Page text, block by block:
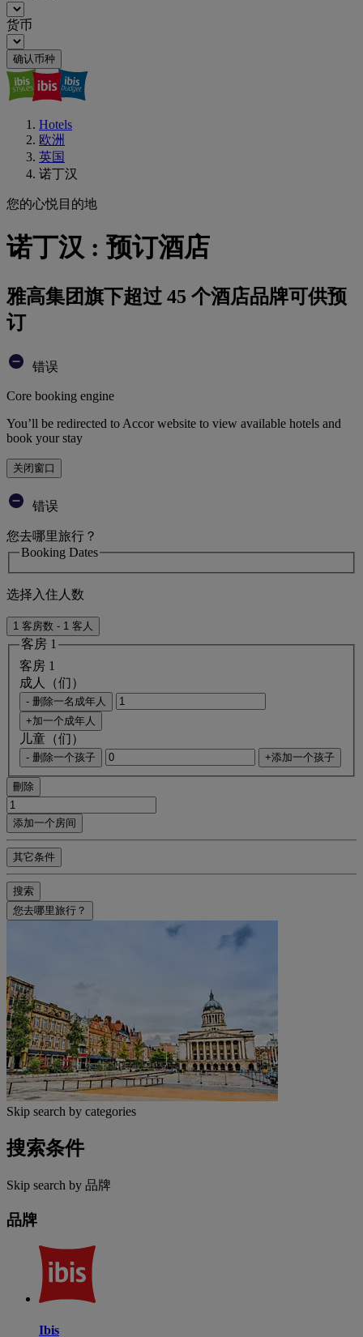
货币
确认币种
Hotels
欧洲
英国
诺丁汉
您的心悦目的地
诺丁汉 : 预订酒店
雅高集团旗下超过 45 个酒店品牌可供预
订
错误
Core booking engine
You’ll be redirected to Accor website to view available hotels and
book your stay
关闭窗口
错误
您去哪里旅行？
Booking Dates
选择入住人数
1 客房数 - 1 客人
客房 1
客房 1
成人（们）
- 删除一名成年人
+加一个成年人
儿童（们）
- 删除一个孩子 +添加一个孩子
刪除
添加一个房间
其它条件
搜索
您去哪里旅行？
Skip search by categories
搜索条件
Skip search by 品牌
品牌
Ibis